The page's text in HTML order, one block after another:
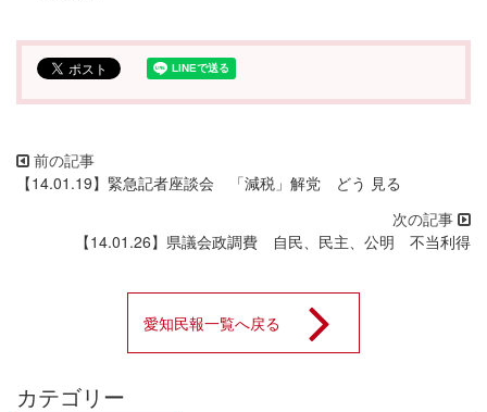
【14.01.19】緊急記者座談会 「減税」解党 どう 見る
【14.01.26】県議会政調費 自民、民主、公明 不当利得
愛知民報一覧へ戻る
カテゴリー